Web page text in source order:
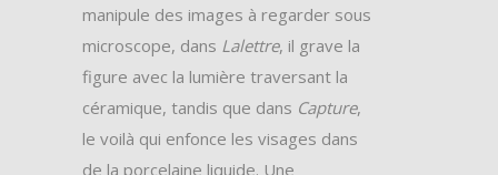
manipule des images à regarder sous
microscope, dans Lalettre, il grave la
figure avec la lumière traversant la
céramique, tandis que dans Capture,
le voilà qui enfonce les visages dans
de la porcelaine liquide. Une